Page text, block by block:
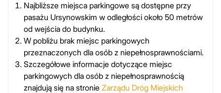
Najbliższe miejsca parkingowe są dostępne przy
pasażu Ursynowskim w odległości około 50 metrów
od wejścia do budynku.
W pobliżu brak miejsc parkingowych
przeznaczonych dla osób z niepełnosprawnościami.
Szczegółowe informacje dotyczące miejsc
parkingowych dla osób z niepełnosprawnością
znajdują się na stronie Zarządu Dróg Miejskich